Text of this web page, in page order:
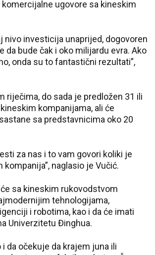
komercijalne ugovore sa kineskim
nivo investicija unaprijed, dogovoren
da bude čak i oko milijardu evra. Ako
onda su to fantastični rezultati”,
riječima, do sada je predložen 31 ili
kompanijama, ali će
sa predstavnicima oko 20
za nas i to vam govori koliki je
naglasio je Vučić.
će sa kineskim rukovodstvom
tehnologijama,
i robotima, kao i da će imati
Univerzitetu Đinghua.
da očekuje da krajem juna ili